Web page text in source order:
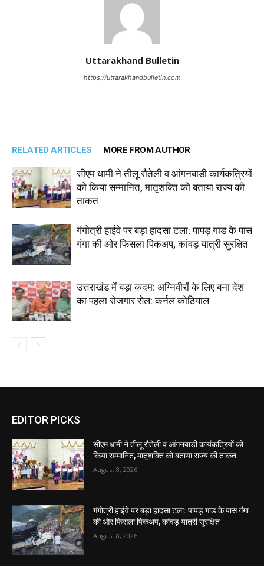
Uttarakhand Bulletin
https://uttarakhandbulletin.com
RELATED ARTICLES MORE FROM AUTHOR
सीएम धामी ने तीलू रौतेली व आंगनबाड़ी कार्यकत्रियों
को किया सम्मानित, मातृशक्ति को बताया राज्य की
ताकत
गंगोत्री हाईवे पर बड़ा हादसा टला: पापड़ गाड के पास
गंगा की ओर फिसला पिकअप, कांवड़ यात्री सुरक्षित
उत्तराखंड में बड़ा कदम: अग्निवीरों के लिए बना देश
का पहला रोजगार सेल: कर्नल कोठियाल
EDITOR PICKS
सीएम धामी ने तीलू रौतेली व आंगनबाड़ी कार्यकत्रियों को
किया सम्मानित, मातृशक्ति को बताया राज्य की ताकत
August 8, 2026
गंगोत्री हाईवे पर बड़ा हादसा टला: पापड़ गाड के पास गंगा
की ओर फिसला पिकअप, कांवड़ यात्री सुरक्षित
August 8, 2026